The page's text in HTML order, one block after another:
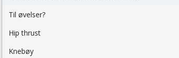
Til øvelser?
Hip thrust
Knebøy